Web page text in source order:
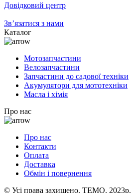
Довідковий центр
Зв’язатися з нами
Каталог
Мотозапчастини
Велозапчастини
Запчастини до садової техніки
Акумулятори для мототехніки
Масла і хімія
Про нас
Про нас
Контакти
Оплата
Доставка
Обмін і повернення
© Усі права захищено. TEMO. 2023р.